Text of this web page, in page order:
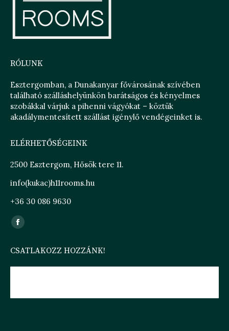
RÓLUNK
Esztergomban, a Dunakanyar fővárosának szívében
található szálláshelyünkön barátságos és kényelmes
szobákkal várjuk a pihenni vágyókat – köztük
akadálymentesített szállást igénylő vendégeinket is.
ELÉRHETŐSÉGEINK
2500 Esztergom, Hősök tere 11.
info(kukac)h11rooms.hu
+36 30 086 9630
Find us on:
Facebook
opens
in
CSATLAKOZZ HOZZÁNK!